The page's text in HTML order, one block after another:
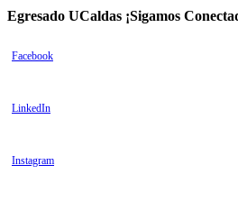
Egresado UCaldas ¡Sigamos
Facebook
LinkedIn
Instagram